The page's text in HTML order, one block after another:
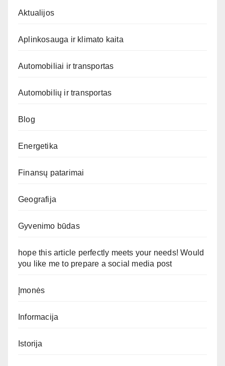
Aktualijos
Aplinkosauga ir klimato kaita
Automobiliai ir transportas
Automobilių ir transportas
Blog
Energetika
Finansų patarimai
Geografija
Gyvenimo būdas
hope this article perfectly meets your needs! Would
you like me to prepare a social media post
Įmonės
Informacija
Istorija